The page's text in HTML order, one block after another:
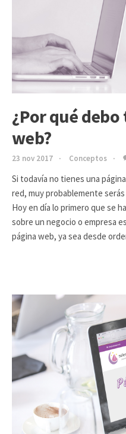
¿Por qué
web?
23 nov 2017 Conceptos
Si todavía no tienes una
red, muy probablemente
Hoy en día lo primero que se
sobre un negocio o empresa
página web, ya sea desde